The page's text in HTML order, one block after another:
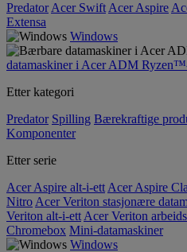
Predator Acer Swift Acer Aspire
Extensa
Windows
datamaskiner i Acer ADM
Etter kategori
Predator Spilling Bærekraftige
Komponenter
Etter serie
Acer Aspire alt-i-ett Acer Aspire
Nitro Acer Veriton stasjonære
Veriton alt-i-ett Acer Veriton
Chromebox Mini-datamaskiner
Windows